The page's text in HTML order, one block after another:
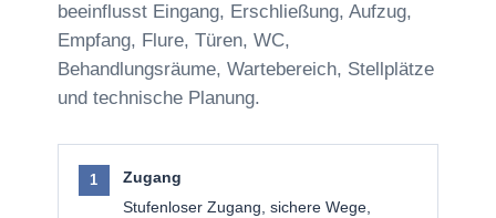
beeinflusst Eingang, Erschließung, Aufzug,
Empfang, Flure, Türen, WC,
Behandlungsräume, Wartebereich, Stellplätze
und technische Planung.
Zugang
Stufenloser Zugang, sichere Wege,